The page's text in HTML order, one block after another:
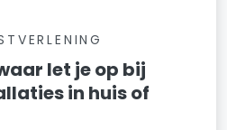
let je op bij
in huis of